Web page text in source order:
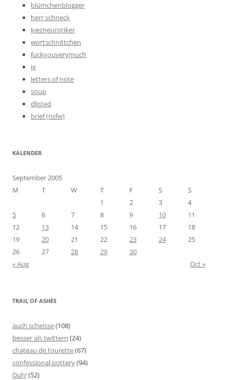
blümchenblogger
herr schneck
kiezneurotiker
wortschnittchen
fuckyouverymuch
ix
letters of note
soup
dlisted
brief (nsfw)
KALENDER
September 2005
M
T W T F S
S
1
2 3
4
5
6 7 8 9 10
11
12
13 14 15 16 17
18
19
20 21 22 23 24
25
26
27 28 29
30
« Aug
Oct »
TRAIL OF ASHES
auch scheisse(108)
besser als twittern (24)
chateau de tourette(67)
confessional pottery(94)
Duh!(52)